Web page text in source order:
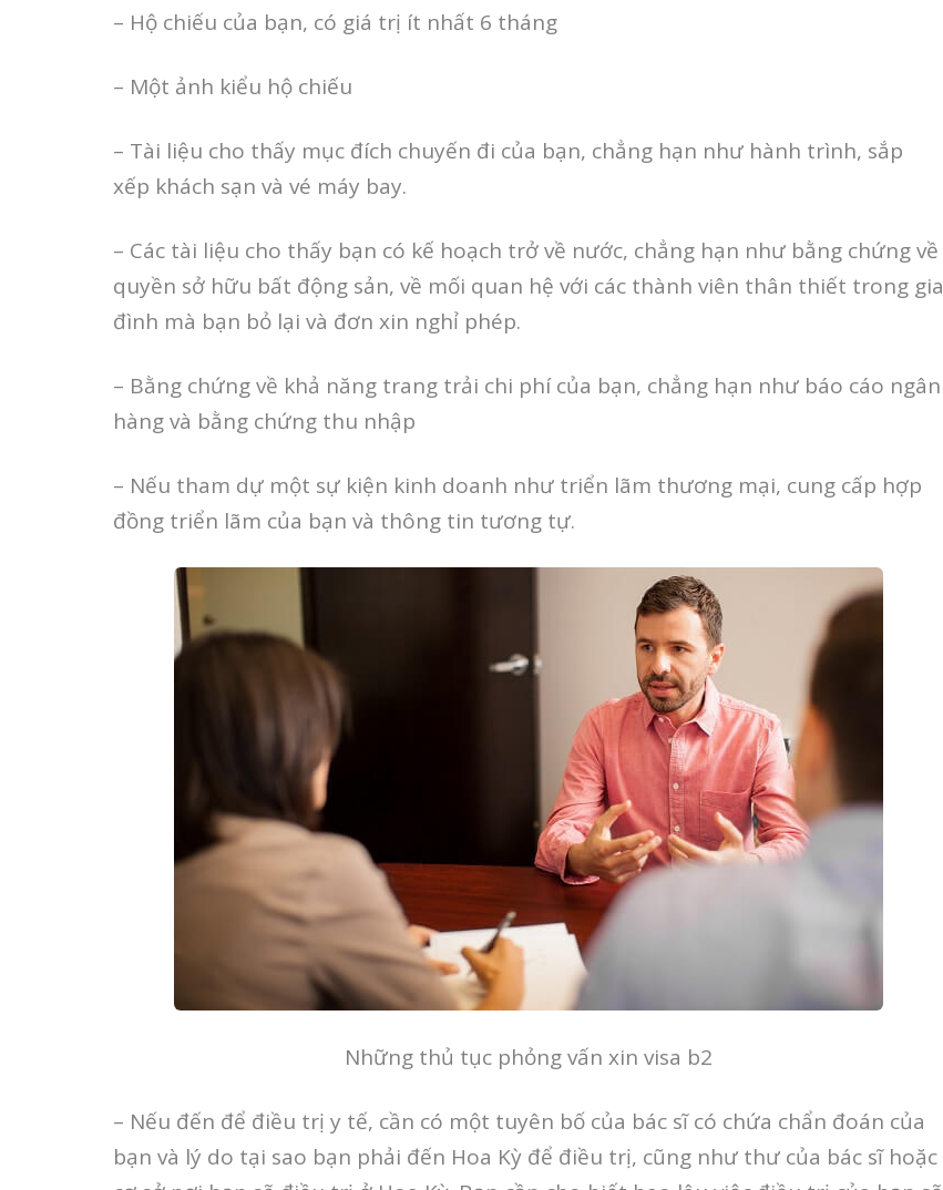
– Hộ chiếu của bạn, có giá trị ít nhất 6 tháng
– Một ảnh kiểu hộ chiếu
– Tài liệu cho thấy mục đích chuyến đi của bạn, chẳng hạn như hành trình, sắp
xếp khách sạn và vé máy bay.
– Các tài liệu cho thấy bạn có kế hoạch trở về nước, chẳng hạn như bằng chứng về
quyền sở hữu bất động sản, về mối quan hệ với các thành viên thân thiết trong gia
đình mà bạn bỏ lại và đơn xin nghỉ phép.
– Bằng chứng về khả năng trang trải chi phí của bạn, chẳng hạn như báo cáo ngân
hàng và bằng chứng thu nhập
– Nếu tham dự một sự kiện kinh doanh như triển lãm thương mại, cung cấp hợp
đồng triển lãm của bạn và thông tin tương tự.
Những thủ tục phỏng vấn xin visa b2
– Nếu đến để điều trị y tế, cần có một tuyên bố của bác sĩ có chứa chẩn đoán của
bạn và lý do tại sao bạn phải đến Hoa Kỳ để điều trị, cũng như thư của bác sĩ hoặc